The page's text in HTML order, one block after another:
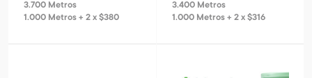
3.700 Metros
1.000 Metros + 2 x $380
3.400 Metros
1.000 Metros + 2 x $316